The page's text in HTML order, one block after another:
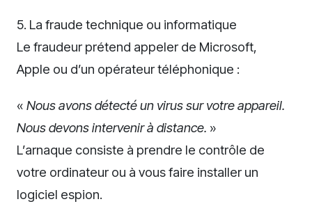
5. La fraude technique ou informatique
Le fraudeur prétend appeler de Microsoft,
Apple ou d’un opérateur téléphonique :
« Nous avons détecté un virus sur votre appareil.
Nous devons intervenir à distance. »
L’arnaque consiste à prendre le contrôle de
votre ordinateur ou à vous faire installer un
logiciel espion.